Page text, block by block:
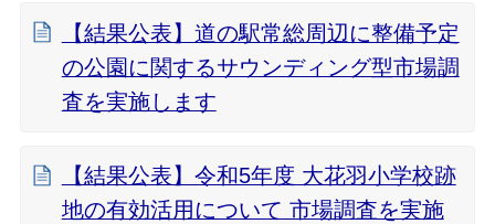
【結果公表】道の駅常総周辺に整備予定
の公園に関するサウンディング型市場調
査を実施します
【結果公表】令和5年度 大花羽小学校跡
地の有効活用について 市場調査を実施